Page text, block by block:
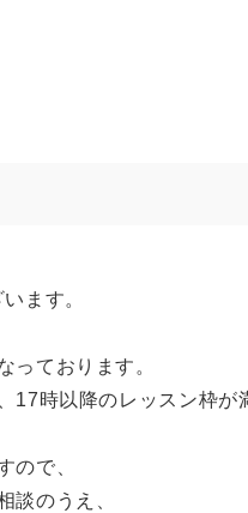
ます。
っております。
17時以降のレッスン枠が
ので、
談のうえ、